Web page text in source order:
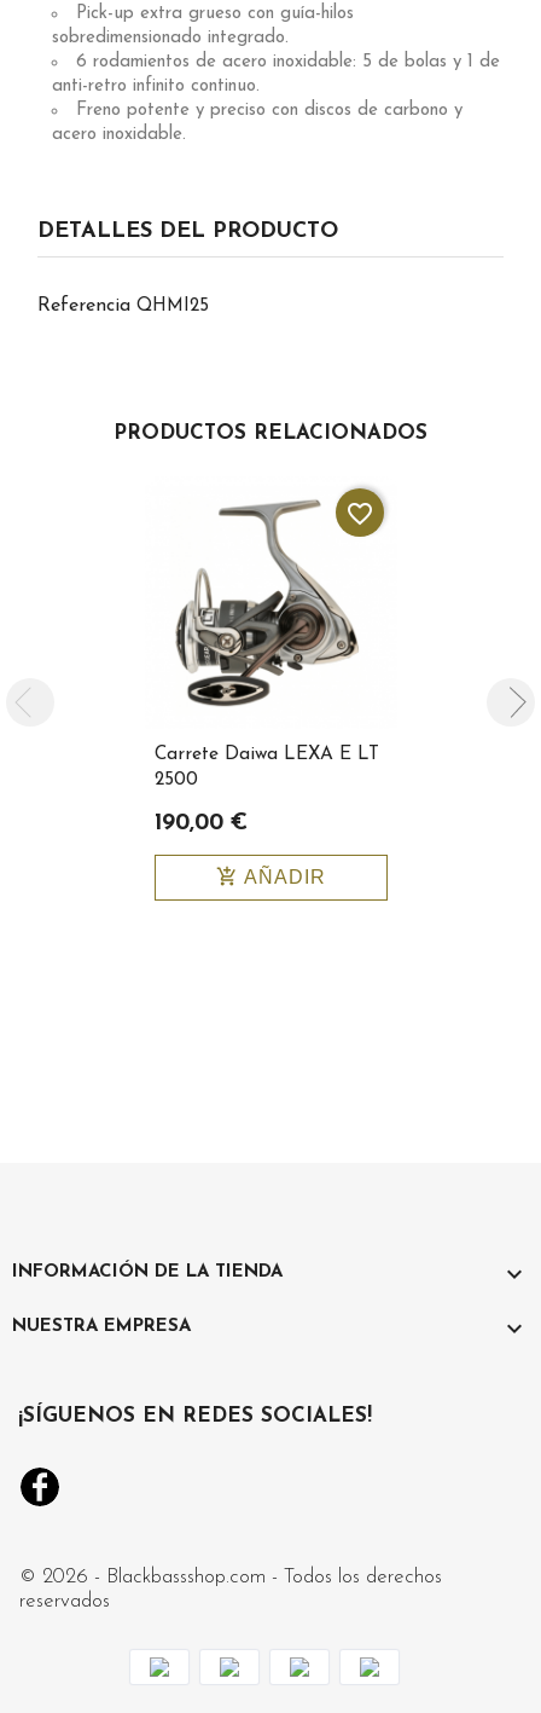
Pick-up extra grueso con guía-hilos
sobredimensionado integrado.
6 rodamientos de acero inoxidable: 5 de bolas y 1 de
anti-retro infinito continuo.
Freno potente y preciso con discos de carbono y
acero inoxidable.
DETALLES DEL PRODUCTO
Referencia QHMI25
PRODUCTOS RELACIONADOS
Carrete Daiwa LEXA E LT
2500
190,00 €
add_shopping_cart AÑADIR
favorite_border
INFORMACIÓN DE LA TIENDA 
NUESTRA EMPRESA 
¡SÍGUENOS EN REDES SOCIALES!
© 2026 - Blackbassshop.com - Todos los derechos
reservados